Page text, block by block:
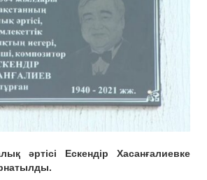
әртісі Ескендір Хасанғалиевке